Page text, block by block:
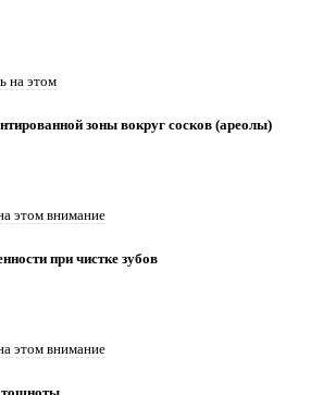
на этом
зоны вокруг сосков (ареолы)
этом внимание
при чистке зубов
этом внимание